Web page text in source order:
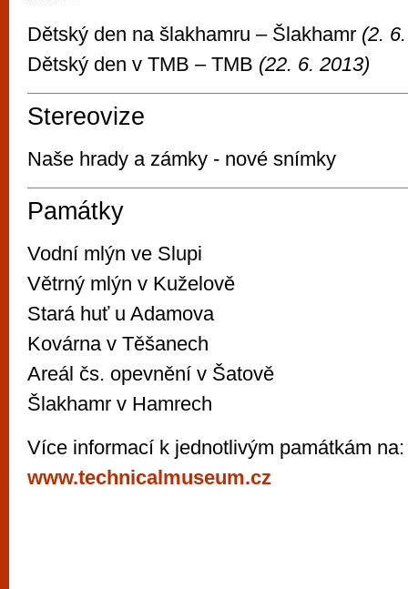
Dětský den na šlakhamru – Šlakhamr (2.
Dětský den v TMB – TMB (22. 6. 2013)
Stereovize
Naše hrady a zámky - nové snímky
Památky
Vodní mlýn ve Slupi
Větrný mlýn v Kuželově
Stará huť u Adamova
Kovárna v Těšanech
Areál čs. opevnění v Šatově
Šlakhamr v Hamrech
Více informací k jednotlivým památkám na:
www.technicalmuseum.cz